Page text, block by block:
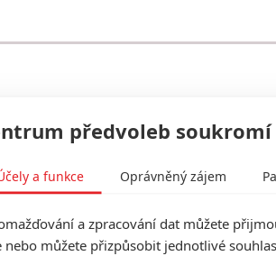
předvoleb soukromí
a funkce Oprávněný zájem
a zpracování dat můžete
nebo můžete přizpůsobit jednotlivé